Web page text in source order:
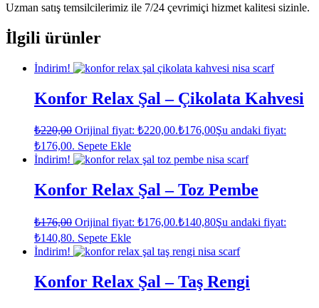
Uzman satış temsilcilerimiz ile 7/24 çevrimiçi hizmet kalitesi sizinle.
İlgili ürünler
İndirim!
Konfor Relax Şal – Çikolata Kahvesi
₺220,00 Orijinal fiyat: ₺220,00.₺176,00Şu andaki fiyat:
₺176,00. Sepete Ekle
İndirim!
Konfor Relax Şal – Toz Pembe
₺176,00 Orijinal fiyat: ₺176,00.₺140,80Şu andaki fiyat:
₺140,80. Sepete Ekle
İndirim!
Konfor Relax Şal – Taş Rengi